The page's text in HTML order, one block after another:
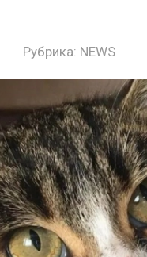
Рубрика: NEWS